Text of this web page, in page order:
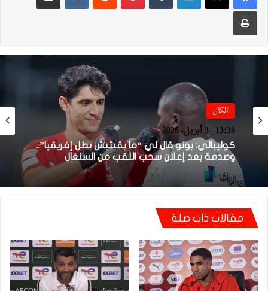
طباعة
الكان
13:39 | 3 أبريل، 2026
كوليبالي: بونو قال لي “ما بقيتيش بطل إفريقيا”..
وصدمة بعد إعلان سحب اللقب من السنغال
الكان
16:57 | 2 أبريل، 2026
لقجع: ملف المغرب أمام الطاس محسوم ولدينا
أدلة موثقة وقوية
مقالات ذات صلة